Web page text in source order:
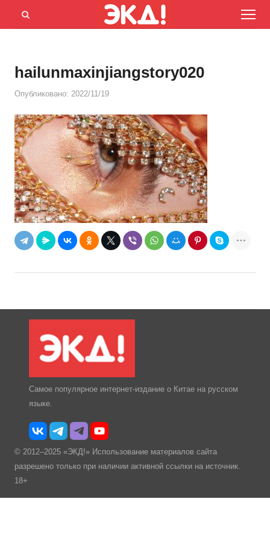
Menu
Открыть
hailunmaxinjiangstory020
Опубликовано: 2022/11/19
Самое популярное интернет-издание о Китае на русском
языке.
© 2012–2025 «ЭКД!» Использование материалов сайта
разрешено только при наличии активной ссылки на источник.
18+